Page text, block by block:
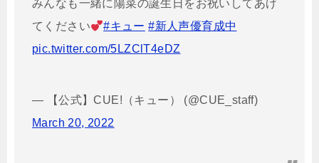
みんなも一緒に陽菜の誕生日をお祝いしてあげ
てください
#キュー #新人声優育成中
pic.twitter.com/5LZClT4eDZ
— 【公式】CUE!（キュー） (@CUE_staff)
March 20, 2022